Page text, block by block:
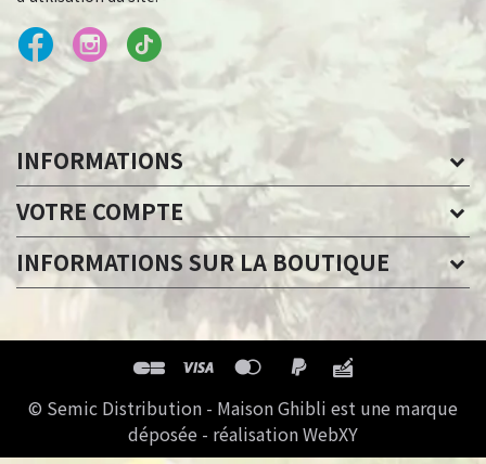
INFORMATIONS
VOTRE COMPTE
INFORMATIONS SUR LA BOUTIQUE
© Semic Distribution - Maison Ghibli est une marque
déposée - réalisation WebXY